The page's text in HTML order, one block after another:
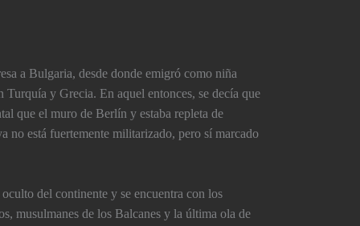
a Bulgaria, desde donde emigró como niña
y Grecia. En aquel entonces, se decí­a que
que el muro de Berlí­n y estaba repleta de
no está fuertemente militarizado, pero sí­ marcado
del continente y se encuentra con los
musulmanes de los Balcanes y la última ola de